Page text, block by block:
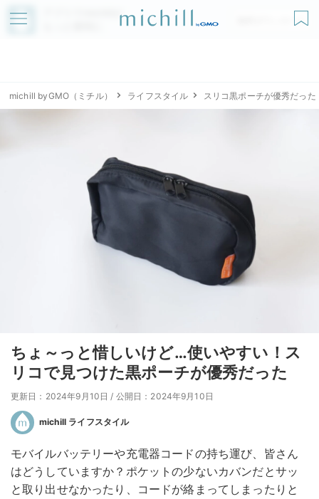
アプリでmichillが
無料ダウンロード
michill byGMO（ミチル） ライフスタイル スリコ黒ポーチが優秀だった
ちょ～っと惜しいけど…使いやすい！ス
リコで見つけた黒ポーチが優秀だった
更新日：2024年9月10日 / 公開日：2024年9月10日
michill ライフスタイル
モバイルバッテリーや充電器コードの持ち運び、皆さん
はどうしていますか？ポケットの少ないカバンだとサッ
と取り出せなかったり、コードが絡まってしまったりと